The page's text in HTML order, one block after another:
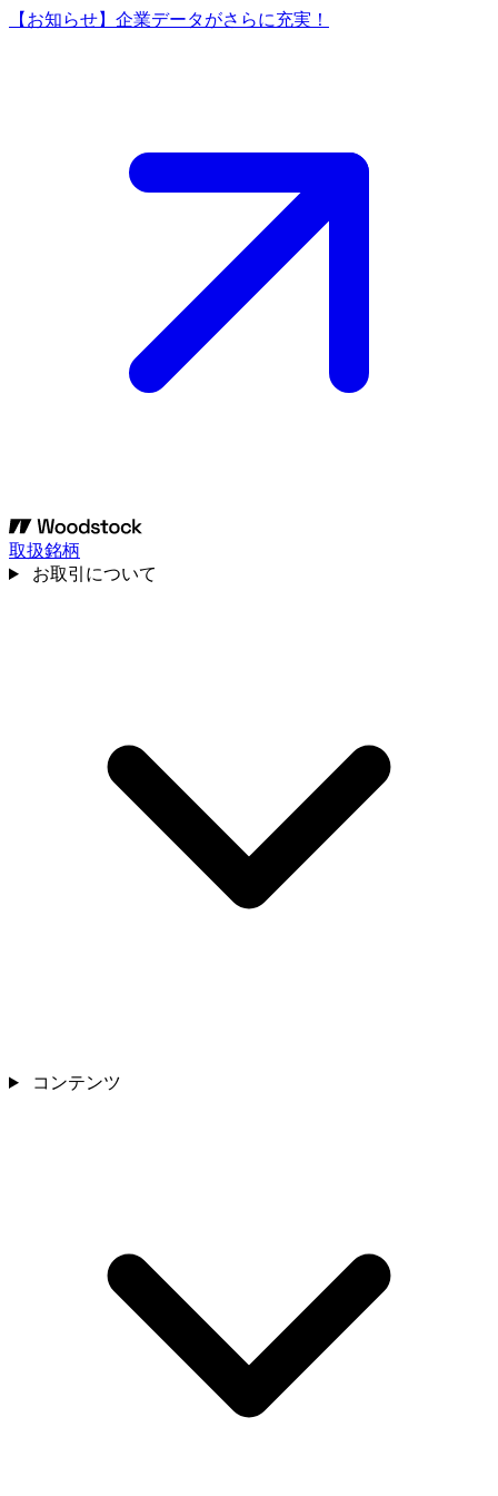
【お知らせ】企業データがさらに充実！
取扱銘柄
お取引について
コンテンツ